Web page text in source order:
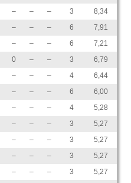
– – – 3
8,34
– – – 6
7,91
– – – 6
7,21
0 – – 3
6,79
– – – 4
6,44
– – – 6
6,00
– – – 4
5,28
– – – 3
5,27
– – – 3
5,27
– – – 3
5,27
– – – 3
5,27